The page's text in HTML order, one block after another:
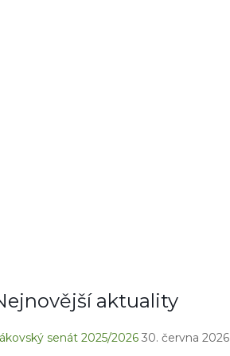
aktuality
senát 2025/2026 30. června 2026